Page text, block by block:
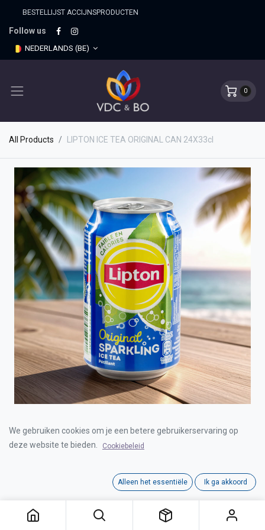
BESTELLIJST ACCIJNSPRO​DUCTEN
Follow us
NEDERLANDS (BE)
0
All Products LIPTON ICE TEA ORIGINAL CAN 24X33cl
Interne referentie: D1501000
We gebruiken cookies om je een betere gebruikerservaring op
deze website te bieden.
Cookiebeleid
Alleen het essentiële Ik ga akkoord